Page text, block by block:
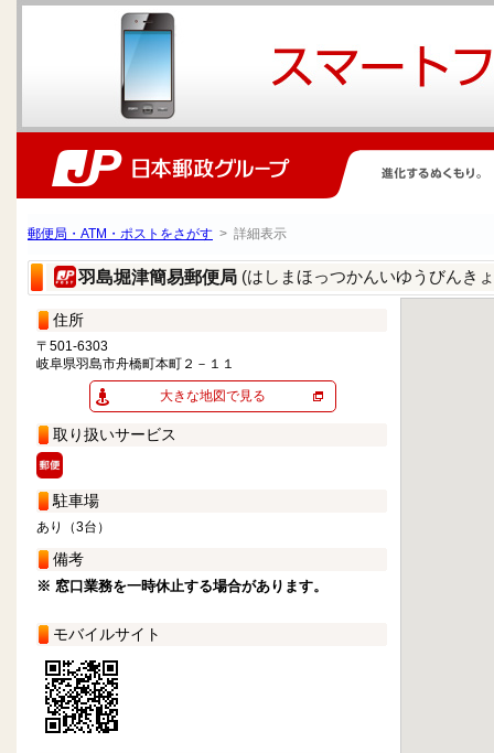
郵便局・ATM・ポストをさがす > 詳細表示
羽島堀津簡易郵便局 (はしまほっつかんいゆうびんき
住所
〒501-6303
岐阜県羽島市舟橋町本町２－１１
大きな地図で見る
取り扱いサービス
駐車場
あり（3台）
備考
※ 窓口業務を一時休止する場合があります。
モバイルサイト